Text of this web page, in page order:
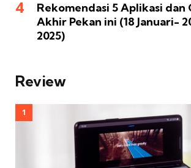
Rekomendasi 5 Aplikasi dan
Akhir Pekan ini (18 Januari-
2025)
Review